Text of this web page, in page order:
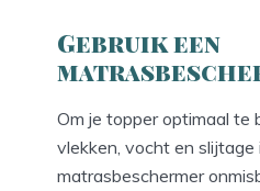
Gebruik een
Om je topper optimaal te
vlekken, vocht en slijtage
matrasbeschermer